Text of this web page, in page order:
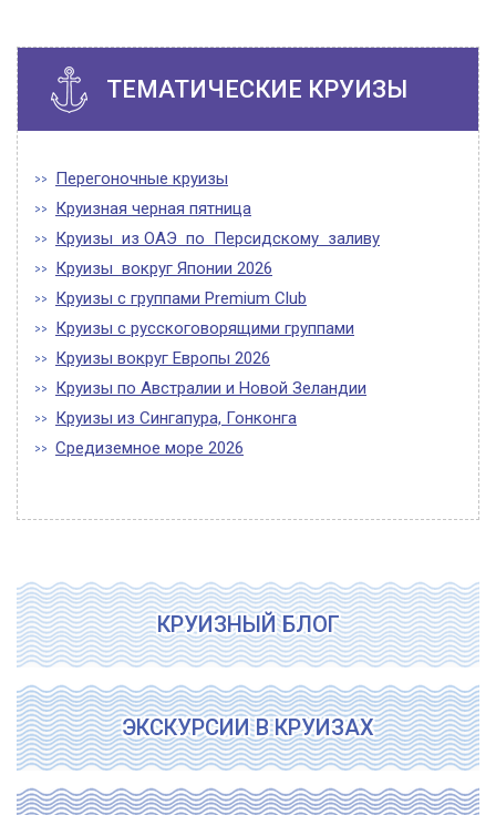
ТЕМАТИЧЕСКИЕ КРУИЗЫ
Перегоночные круизы
Круизная черная пятница
Круизы из ОАЭ по Персидскому заливу
Круизы вокруг Японии 2026
Круизы с группами Premium Club
Круизы с русскоговорящими группами
Круизы вокруг Европы 2026
Круизы по Австралии и Новой Зеландии
Круизы из Сингапура, Гонконга
Средиземное море 2026
КРУИЗНЫЙ БЛОГ
ЭКСКУРСИИ В КРУИЗАХ